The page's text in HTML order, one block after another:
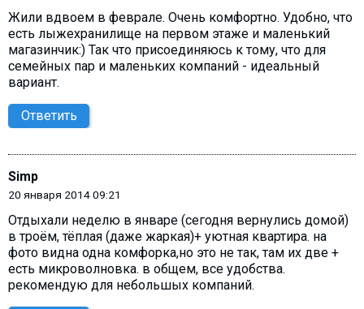
Жили вдвоем в феврале. Очень комфортно. Удобно, что
есть лыжехранилище на первом этаже и маленький
магазинчик:) Так что присоединяюсь к тому, что для
семейных пар и маленьких компаний - идеальный
вариант.
Ответить
Simp
20 января 2014 09:21
Отдыхали неделю в январе (сегодня вернулись домой)
в троём, тёплая (даже жаркая)+ уютная квартира. на
фото видна одна комфорка,но это не так, там их две +
есть микроволновка. в общем, все удобства.
рекомендую для небольшых компаний.